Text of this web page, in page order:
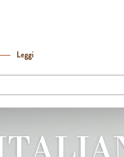
Leggi